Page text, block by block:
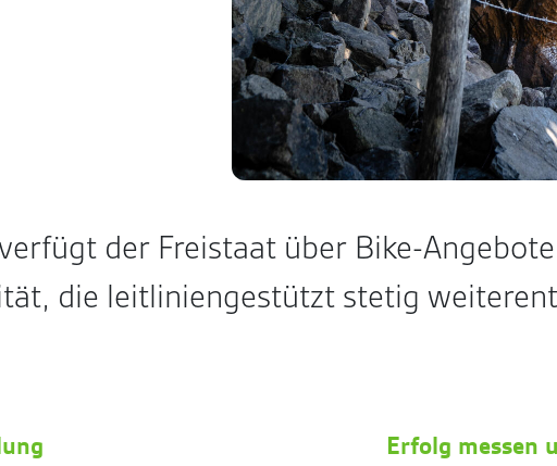
der Freistaat über Bike-
die leitliniengestützt stetig
Erfolg messen